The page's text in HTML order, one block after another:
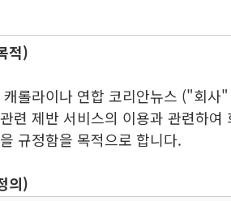
적)
캐롤라이나 연합 코리안뉴스 ("회
련 제반 서비스의 이용과 관련하
규정함을 목적으로 합니다.
의)